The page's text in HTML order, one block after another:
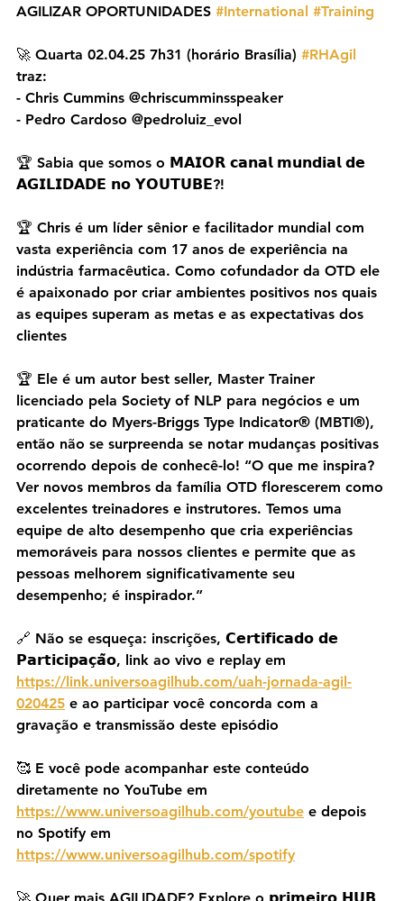
AGILIZAR OPORTUNIDADES #International #Training
🚀 Quarta 02.04.25 7h31 (horário Brasília) #RHAgil
traz:
- Chris Cummins @chriscumminsspeaker
- Pedro Cardoso @pedroluiz_evol
🏆 Sabia que somos o 𝗠𝗔𝗜𝗢𝗥 𝗰𝗮𝗻𝗮𝗹 𝗺𝘂𝗻𝗱𝗶𝗮𝗹 𝗱𝗲
𝗔𝗚𝗜𝗟𝗜𝗗𝗔𝗗𝗘 𝗻𝗼 𝗬𝗢𝗨𝗧𝗨𝗕𝗘?!
🏆 Chris é um líder sênior e facilitador mundial com
vasta experiência com 17 anos de experiência na
indústria farmacêutica. Como cofundador da OTD ele
é apaixonado por criar ambientes positivos nos quais
as equipes superam as metas e as expectativas dos
clientes
🏆 Ele é um autor best seller, Master Trainer
licenciado pela Society of NLP para negócios e um
praticante do Myers-Briggs Type Indicator® (MBTI®),
então não se surpreenda se notar mudanças positivas
ocorrendo depois de conhecê-lo! “O que me inspira?
Ver novos membros da família OTD florescerem como
excelentes treinadores e instrutores. Temos uma
equipe de alto desempenho que cria experiências
memoráveis ​​para nossos clientes e permite que as
pessoas melhorem significativamente seu
desempenho; é inspirador.”
🔗 Não se esqueça: inscrições, 𝗖𝗲𝗿𝘁𝗶𝗳𝗶𝗰𝗮𝗱𝗼 𝗱𝗲
𝗣𝗮𝗿𝘁𝗶𝗰𝗶𝗽𝗮𝗰̧𝗮̃𝗼, link ao vivo e replay em
https://link.universoagilhub.com/uah-jornada-agil-
020425 e ao participar você concorda com a
gravação e transmissão deste episódio
🥰 E você pode acompanhar este conteúdo
diretamente no YouTube em
https://www.universoagilhub.com/youtube e depois
no Spotify em
https://www.universoagilhub.com/spotify